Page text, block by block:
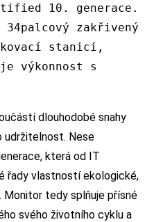
10. generace.
34palcový zakřivený
stanicí,
výkonnost s
dlouhodobé snahy
udržitelnost. Nese
která od IT
řady vlastností ekologické,
Monitor tedy splňuje přísné
svého životního cyklu a